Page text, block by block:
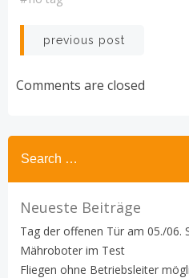
Post
navigation
previous post
Comments are closed
Search
for:
Neueste Beiträge
Tag der offenen Tür am 05./06.
Mähroboter im Test
Fliegen ohne Betriebsleiter